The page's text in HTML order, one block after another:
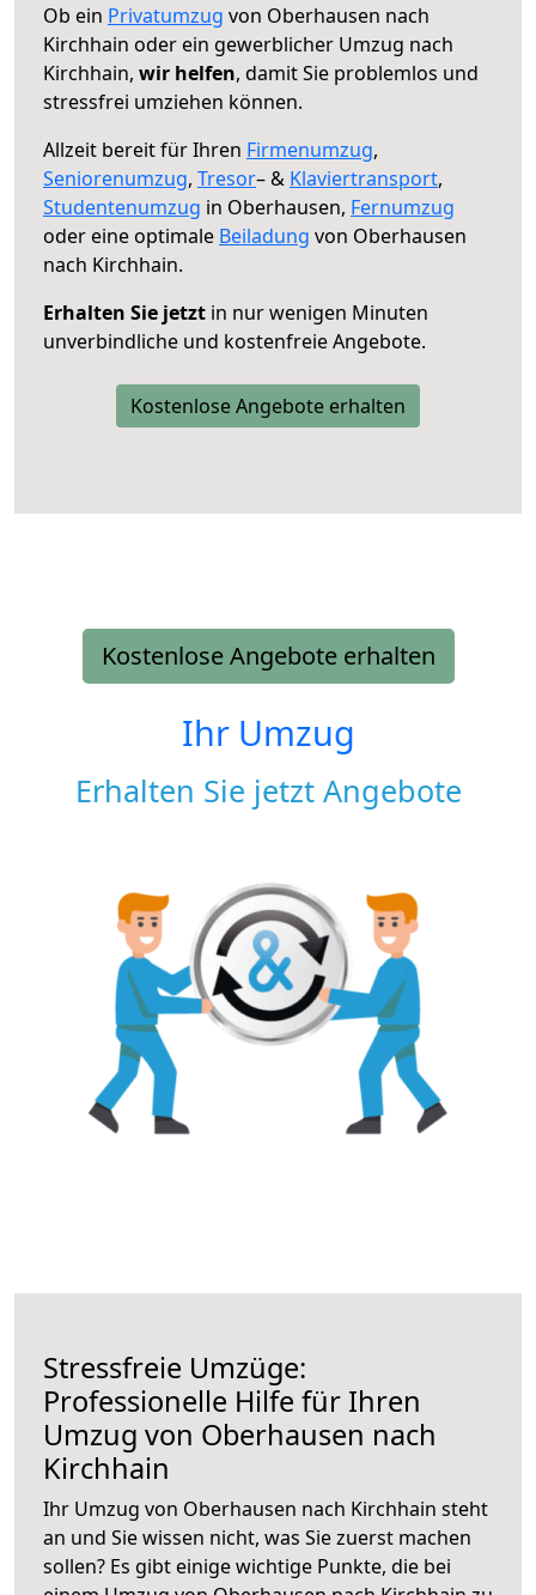
Ob ein Privatumzug von Oberhausen nach
Kirchhain oder ein gewerblicher Umzug nach
Kirchhain, wir helfen, damit Sie problemlos und
stressfrei umziehen können.
Allzeit bereit für Ihren Firmenumzug,
Seniorenumzug, Tresor– & Klaviertransport,
Studentenumzug in Oberhausen, Fernumzug
oder eine optimale Beiladung von Oberhausen
nach Kirchhain.
Erhalten Sie jetzt in nur wenigen Minuten
unverbindliche und kostenfreie Angebote.
Kostenlose Angebote erhalten
Kostenlose Angebote erhalten
Ihr Umzug
Erhalten Sie jetzt Angebote
Stressfreie Umzüge:
Professionelle Hilfe für Ihren
Umzug von Oberhausen nach
Kirchhain
Ihr Umzug von Oberhausen nach Kirchhain steht
an und Sie wissen nicht, was Sie zuerst machen
sollen? Es gibt einige wichtige Punkte, die bei